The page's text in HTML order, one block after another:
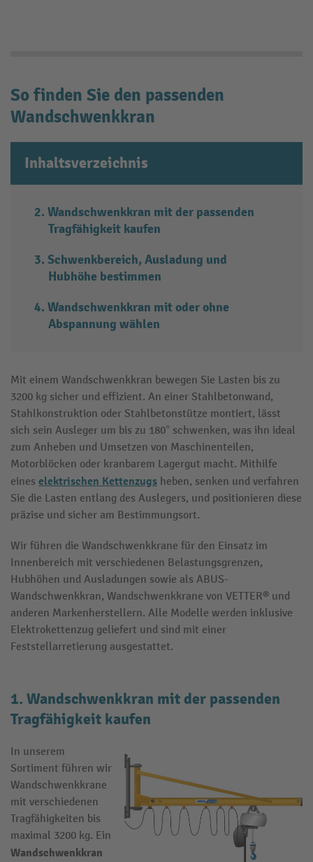
So finden Sie den passenden
Wandschwenkkran
Inhaltsverzeichnis
Wandschwenkkran mit der passenden
Tragfähigkeit kaufen
Schwenkbereich, Ausladung und
Hubhöhe bestimmen
Wandschwenkkran mit oder ohne
Abspannung wählen
Mit einem Wandschwenkkran bewegen Sie Lasten bis zu
3200 kg sicher und effizient. An einer Stahlbetonwand,
Stahlkonstruktion oder Stahlbetonstütze montiert, lässt
sich sein Ausleger um bis zu 180° schwenken, was ihn ideal
zum Anheben und Umsetzen von Maschinenteilen,
Motorblöcken oder kranbarem Lagergut macht. Mithilfe
eines elektrischen Kettenzugs heben, senken und verfahren
Sie die Lasten entlang des Auslegers, und positionieren diese
präzise und sicher am Bestimmungsort.
Wir führen die Wandschwenkkrane für den Einsatz im
Innenbereich mit verschiedenen Belastungsgrenzen,
Hubhöhen und Ausladungen sowie als ABUS-
Wandschwenkkran, Wandschwenkkrane von VETTER® und
anderen Markenherstellern. Alle Modelle werden inklusive
Elektrokettenzug geliefert und sind mit einer
Feststellarretierung ausgestattet.
1. Wandschwenkkran mit der passenden
Tragfähigkeit kaufen
In unserem
Sortiment führen wir
Wandschwenkkrane
mit verschiedenen
Tragfähigkeiten bis
maximal 3200 kg. Ein
Wandschwenkkran